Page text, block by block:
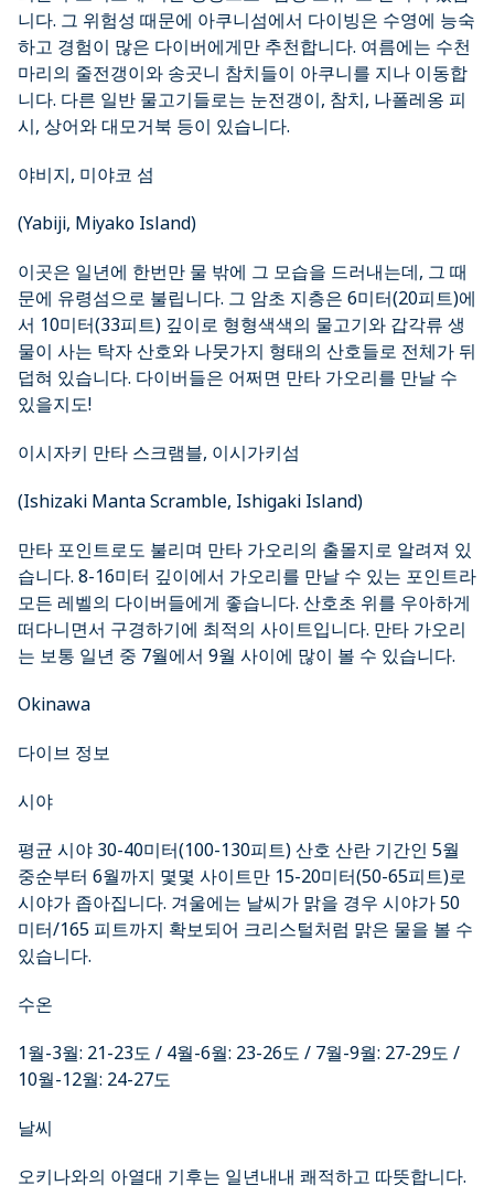
니다. 그 위험성 때문에 아쿠니섬에서 다이빙은 수영에 능숙
하고 경험이 많은 다이버에게만 추천합니다. 여름에는 수천
마리의 줄전갱이와 송곳니 참치들이 아쿠니를 지나 이동합
니다. 다른 일반 물고기들로는 눈전갱이, 참치, 나폴레옹 피
시, 상어와 대모거북 등이 있습니다.
야비지, 미야코 섬
(Yabiji, Miyako Island)
이곳은 일년에 한번만 물 밖에 그 모습을 드러내는데, 그 때
문에 유령섬으로 불립니다. 그 암초 지층은 6미터(20피트)에
서 10미터(33피트) 깊이로 형형색색의 물고기와 갑각류 생
물이 사는 탁자 산호와 나뭇가지 형태의 산호들로 전체가 뒤
덥혀 있습니다. 다이버들은 어쩌면 만타 가오리를 만날 수
있을지도!
이시자키 만타 스크램블, 이시가키섬
(Ishizaki Manta Scramble, Ishigaki Island)
만타 포인트로도 불리며 만타 가오리의 출몰지로 알려져 있
습니다. 8-16미터 깊이에서 가오리를 만날 수 있는 포인트라
모든 레벨의 다이버들에게 좋습니다. 산호초 위를 우아하게
떠다니면서 구경하기에 최적의 사이트입니다. 만타 가오리
는 보통 일년 중 7월에서 9월 사이에 많이 볼 수 있습니다.
Okinawa
다이브 정보
시야
평균 시야 30-40미터(100-130피트) 산호 산란 기간인 5월
중순부터 6월까지 몇몇 사이트만 15-20미터(50-65피트)로
시야가 좁아집니다. 겨울에는 날씨가 맑을 경우 시야가 50
미터/165 피트까지 확보되어 크리스털처럼 맑은 물을 볼 수
있습니다.
수온
1월-3월: 21-23도 / 4월-6월: 23-26도 / 7월-9월: 27-29도 /
10월-12월: 24-27도
날씨
오키나와의 아열대 기후는 일년내내 쾌적하고 따뜻합니다.